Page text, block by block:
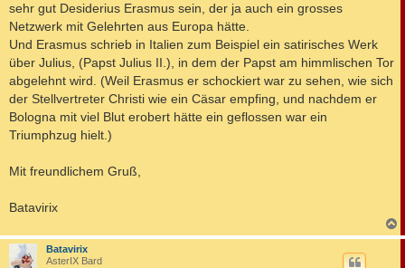
sehr gut Desiderius Erasmus sein, der ja auch ein grosses
Netzwerk mit Gelehrten aus Europa hätte.
Und Erasmus schrieb in Italien zum Beispiel ein satirisches Werk
über Julius, (Papst Julius II.), in dem der Papst am himmlischen Tor
abgelehnt wird. (Weil Erasmus er schockiert war zu sehen, wie sich
der Stellvertreter Christi wie ein Cäsar empfing, und nachdem er
Bologna mit viel Blut erobert hätte ein geflossen war ein
Triumphzug hielt.)
Mit freundlichem Gruß,
Batavirix
a
Batavirix
AsterIX Bard